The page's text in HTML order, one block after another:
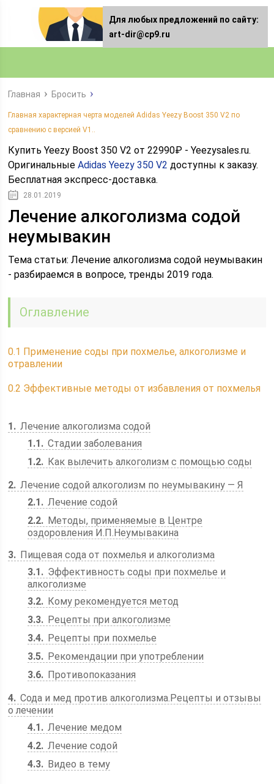
Главная Бросить
Главная характерная черта моделей Adidas Yeezy Boost 350 V2 по
сравнению с версией V1..
Купить Yeezy Boost 350 V2 от 22990₽ - Yeezysales.ru.
ОригинальныеAdidas Yeezy 350 V2 доступны к заказу.
Бесплатная экспресс-доставка.
28.01.2019
Лечение алкоголизма содой
неумывакин
Тема статьи: Лечение алкоголизма содой неумывакин
- разбираемся в вопросе, тренды 2019 года.
Оглавление
0.1 Применение соды при похмелье, алкоголизме и
отравлении
0.2 Эффективные методы от избавления от похмелья
1
Лечение алкоголизма содой
1.1
Стадии заболевания
1.2
Как вылечить алкоголизм с помощью соды
2 Лечение содой алкоголизм по неумывакину — Я
2.1
Лечение содой
2.2
Методы, применяемые в Центре
оздоровления И.П.Неумывакина
3
Пищевая сода от похмелья и алкоголизма
3.1
Эффективность соды при похмелье и
алкоголизме
3.2
Кому рекомендуется метод
3.3
Рецепты при алкоголизме
3.4
Рецепты при похмелье
3.5
Рекомендации при употреблении
3.6
Противопоказания
4 Сода и мед против алкоголизма.Рецепты и отзывы
о лечении
4.1
Лечение медом
4.2 Лечение содой
4.3
Видео в тему
Для любых предложений по сайту:
art-dir@cp9.ru